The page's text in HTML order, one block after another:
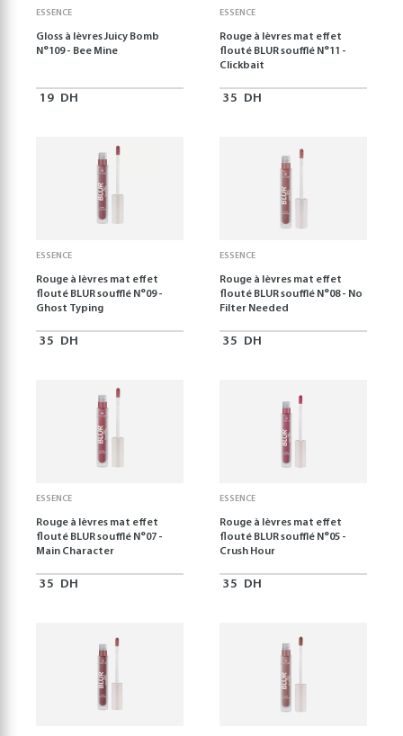
ESSENCE
Gloss à lèvres Juicy Bomb
N°109 - Bee Mine
19 DH
ESSENCE
Rouge à lèvres mat effet
flouté BLUR soufflé N°11 -
Clickbait
35 DH
ESSENCE
Rouge à lèvres mat effet
flouté BLUR soufflé N°09 -
Ghost Typing
35 DH
ESSENCE
Rouge à lèvres mat effet
flouté BLUR soufflé N°08 - No
Filter Needed
35 DH
ESSENCE
Rouge à lèvres mat effet
flouté BLUR soufflé N°07 -
Main Character
35 DH
ESSENCE
Rouge à lèvres mat effet
flouté BLUR soufflé N°05 -
Crush Hour
35 DH